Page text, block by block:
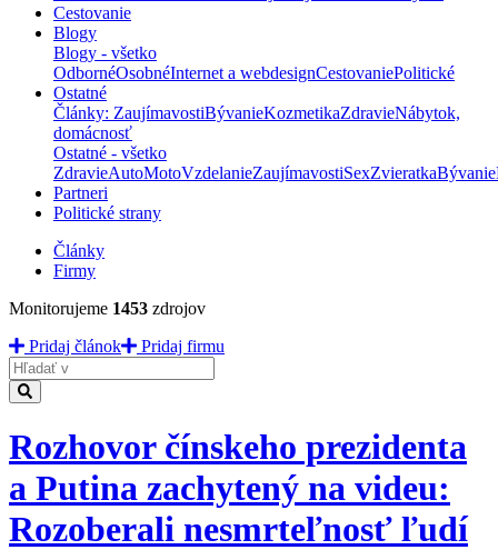
Cestovanie
Blogy
Blogy - všetko
OdbornéOsobnéInternet a webdesignCestovaniePolitické
Ostatné
Články: ZaujímavostiBývanieKozmetikaZdravieNábytok,
domácnosť
Ostatné - všetko
ZdravieAutoMotoVzdelanieZaujímavostiSexZvieratkaBývanie
Partneri
Politické strany
Články
Firmy
Monitorujeme 1453 zdrojov
Pridaj článok
Pridaj firmu
Hladať
Rozhovor čínskeho prezidenta
a Putina zachytený na videu:
Rozoberali nesmrteľnosť ľudí